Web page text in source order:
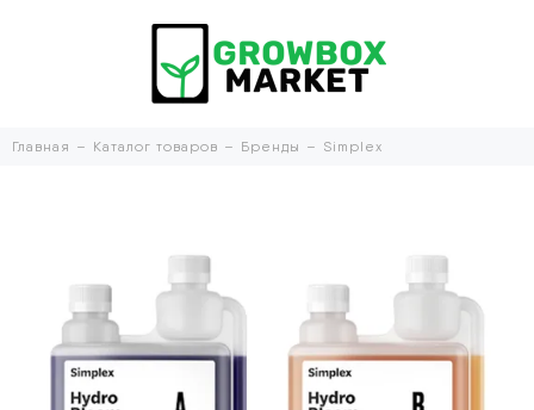
Главная Каталог товаров Бренды Simplex